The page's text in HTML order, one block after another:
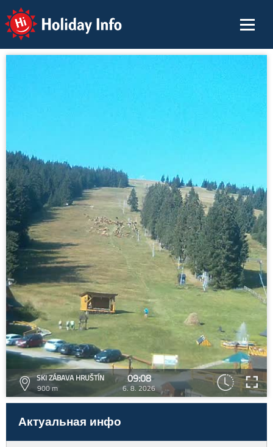
Holiday Info
SKI ZÁBAVA HRUŠTÍN
900 m
09:08
6. 8. 2026
Актуальная инфо